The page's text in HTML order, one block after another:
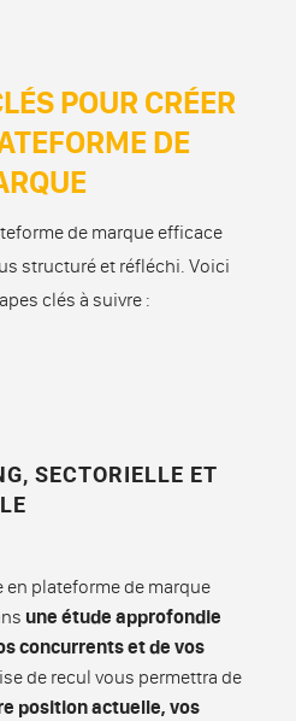
POUR CRÉER
DE
de marque efficace
structuré et réfléchi. Voici
clés à suivre :
SECTORIELLE ET
en plateforme de marque
une étude approfondie
concurrents et de vos
de recul vous permettra de
position actuelle, vos